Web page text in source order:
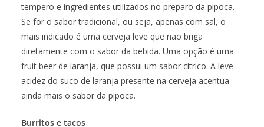
tempero e ingredientes utilizados no preparo da pipoca.
Se for o sabor tradicional, ou seja, apenas com sal, o
mais indicado é uma cerveja leve que não briga
diretamente com o sabor da bebida. Uma opção é uma
fruit beer de laranja, que possui um sabor cítrico. A leve
acidez do suco de laranja presente na cerveja acentua
ainda mais o sabor da pipoca.
Burritos e tacos